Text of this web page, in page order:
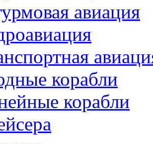
авиация
корабли
корабли